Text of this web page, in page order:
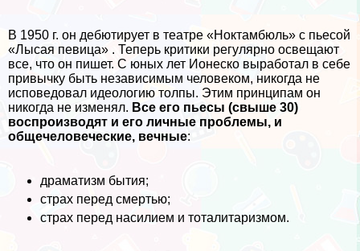
В 1950 г. он дебютирует в театре «Ноктамбюль» с пьесой
«Лысая певица» . Теперь критики регулярно освещают
все, что он пишет. С юных лет Ионеско выработал в себе
привычку быть независимым человеком, никогда не
исповедовал идеологию толпы. Этим принципам он
никогда не изменял. Все его пьесы (свыше 30)
воспроизводят и его личные проблемы, и
общечеловеческие, вечные:
драматизм бытия;
страх перед cмepтью;
страх перед насилием и тоталитаризмом.